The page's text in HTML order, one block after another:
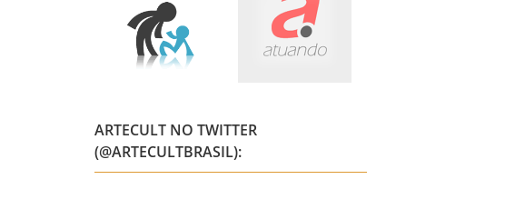
ARTECULT NO TWITTER
(@ARTECULTBRASIL):